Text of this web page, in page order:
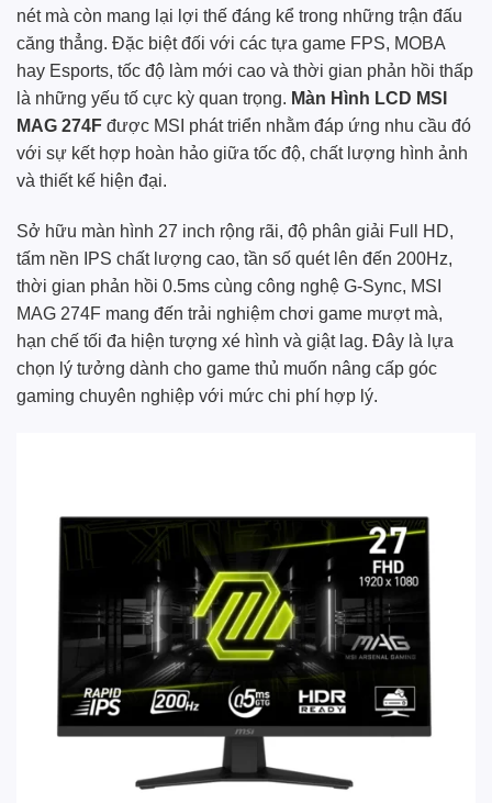
nét mà còn mang lại lợi thế đáng kể trong những trận đấu
căng thẳng. Đặc biệt đối với các tựa game FPS, MOBA
hay Esports, tốc độ làm mới cao và thời gian phản hồi thấp
là những yếu tố cực kỳ quan trọng. Màn Hình LCD MSI
MAG 274F được MSI phát triển nhằm đáp ứng nhu cầu đó
với sự kết hợp hoàn hảo giữa tốc độ, chất lượng hình ảnh
và thiết kế hiện đại.
Sở hữu màn hình 27 inch rộng rãi, độ phân giải Full HD,
tấm nền IPS chất lượng cao, tần số quét lên đến 200Hz,
thời gian phản hồi 0.5ms cùng công nghệ G-Sync, MSI
MAG 274F mang đến trải nghiệm chơi game mượt mà,
hạn chế tối đa hiện tượng xé hình và giật lag. Đây là lựa
chọn lý tưởng dành cho game thủ muốn nâng cấp góc
gaming chuyên nghiệp với mức chi phí hợp lý.